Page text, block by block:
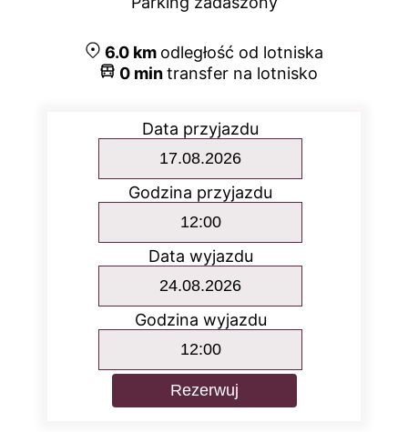
6.0 km odległość od lotniska
0 mintransfer na lotnisko
Data przyjazdu
Godzina przyjazdu
Data wyjazdu
Godzina wyjazdu
Rezerwuj